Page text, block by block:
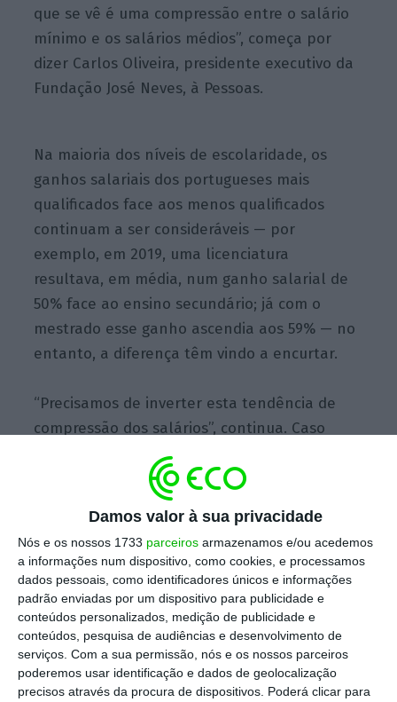
Damos valor à sua privacidade
Nós e os nossos 1733 parceiros armazenamos e/ou acedemos
a informações num dispositivo, como cookies, e processamos
dados pessoais, como identificadores únicos e informações
padrão enviadas por um dispositivo para publicidade e
conteúdos personalizados, medição de publicidade e
conteúdos, pesquisa de audiências e desenvolvimento de
serviços. Com a sua permissão, nós e os nossos parceiros
poderemos usar identificação e dados de geolocalização
precisos através da procura de dispositivos. Poderá clicar para
que se vê é uma compressão entre o salário
mínimo e os salários médios”, começa por
dizer Carlos Oliveira, presidente executivo da
Fundação José Neves, à Pessoas.
Na maioria dos níveis de escolaridade, os
ganhos salariais dos portugueses mais
qualificados face aos menos qualificados
continuam a ser consideráveis — por
exemplo, em 2019, uma licenciatura
resultava, em média, num ganho salarial de
50% face ao ensino secundário; já com o
mestrado esse ganho ascendia aos 59% — no
entanto, a diferença têm vindo a encurtar.
“Precisamos de inverter esta tendência de
compressão dos salários”, continua. Caso
risco que o país corre é alto e o
cenário seria “terrível”, antevê o líder da FJN.
“O país tem de assegurar que consegue
resolver o tema do aumento dos salários
médios, para que as pessoas possam ter um
futuro melhor e que o investimento que
fazem em educação seja devidamente
recompensado.”